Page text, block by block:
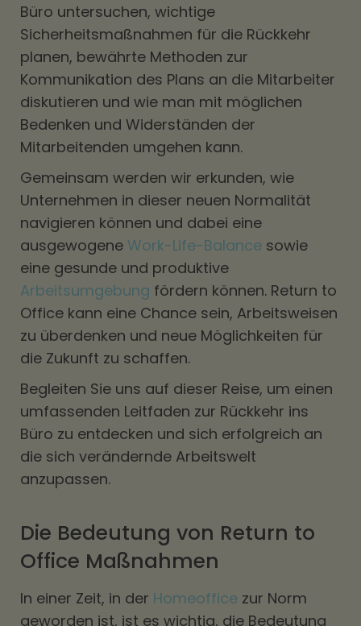
Büro untersuchen, wichtige
Sicherheitsmaßnahmen für die Rückkehr
planen, bewährte Methoden zur
Kommunikation des Plans an die Mitarbeiter
diskutieren und wie man mit möglichen
Bedenken und Widerständen der
Mitarbeitenden umgehen kann.
Gemeinsam werden wir erkunden, wie
Unternehmen in dieser neuen Normalität
navigieren können und dabei eine
ausgewogene Work-Life-Balance sowie
eine gesunde und produktive
Arbeitsumgebung fördern können. Return to
Office kann eine Chance sein, Arbeitsweisen
zu überdenken und neue Möglichkeiten für
die Zukunft zu schaffen.
Begleiten Sie uns auf dieser Reise, um einen
umfassenden Leitfaden zur Rückkehr ins
Büro zu entdecken und sich erfolgreich an
die sich verändernde Arbeitswelt
anzupassen.
Die Bedeutung von Return to
Office Maßnahmen
In einer Zeit, in der Homeoffice zur Norm
geworden ist, ist es wichtig, die Bedeutung